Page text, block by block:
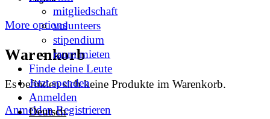
More options
Warenkorb
Es befinden sich keine Produkte im Warenkorb.
Anmelden Registrieren
mitgliedschaft
volunteers
stipendium
raum mieten
Finde deine Leute
Jetzt spenden
Anmelden
Deutsch